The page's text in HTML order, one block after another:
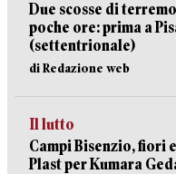
Due scosse di
poche ore: prima a
(settentrionale)
di Redazione web
Il lutto
Campi Bisenzio, fiori
Plast per Kumara